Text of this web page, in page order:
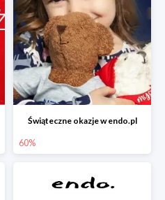
Świąteczne okazje w endo.pl
60%